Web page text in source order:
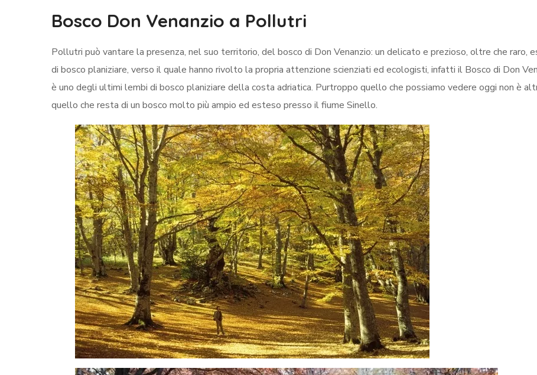
Bosco Don Venanzio a Pollutri
Pollutri può vantare la presenza, nel suo territorio, del bosco di Don Venanzio: un delicato e prezioso, oltre che raro,
di bosco planiziare, verso il quale hanno rivolto la propria attenzione scienziati ed ecologisti, infatti il Bosco di Don
è uno degli ultimi lembi di bosco planiziare della costa adriatica. Purtroppo quello che possiamo vedere oggi non è
quello che resta di un bosco molto più ampio ed esteso presso il fiume Sinello.